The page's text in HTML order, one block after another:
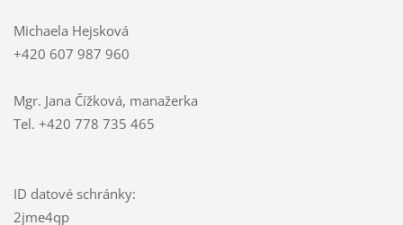
Michaela Hejsková
+420 607 987 960
Mgr. Jana Čížková, manažerka
Tel. +420 778 735 465
ID datové schránky:
2jme4qp